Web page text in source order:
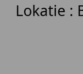
Lokatie :